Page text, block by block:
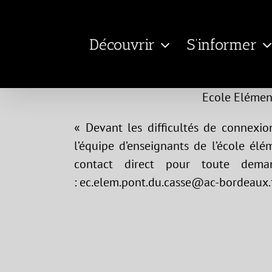
Découvrir S’informer
Ecole
« Devant les difficultés de
l’équipe d’enseignants de l’école
contact direct pour toute
: ec.elem.pont.du.casse@ac-